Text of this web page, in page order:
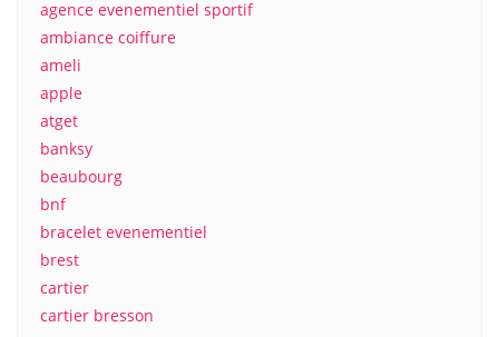
agence evenementiel sportif
ambiance coiffure
ameli
apple
atget
banksy
beaubourg
bnf
bracelet evenementiel
brest
cartier
cartier bresson